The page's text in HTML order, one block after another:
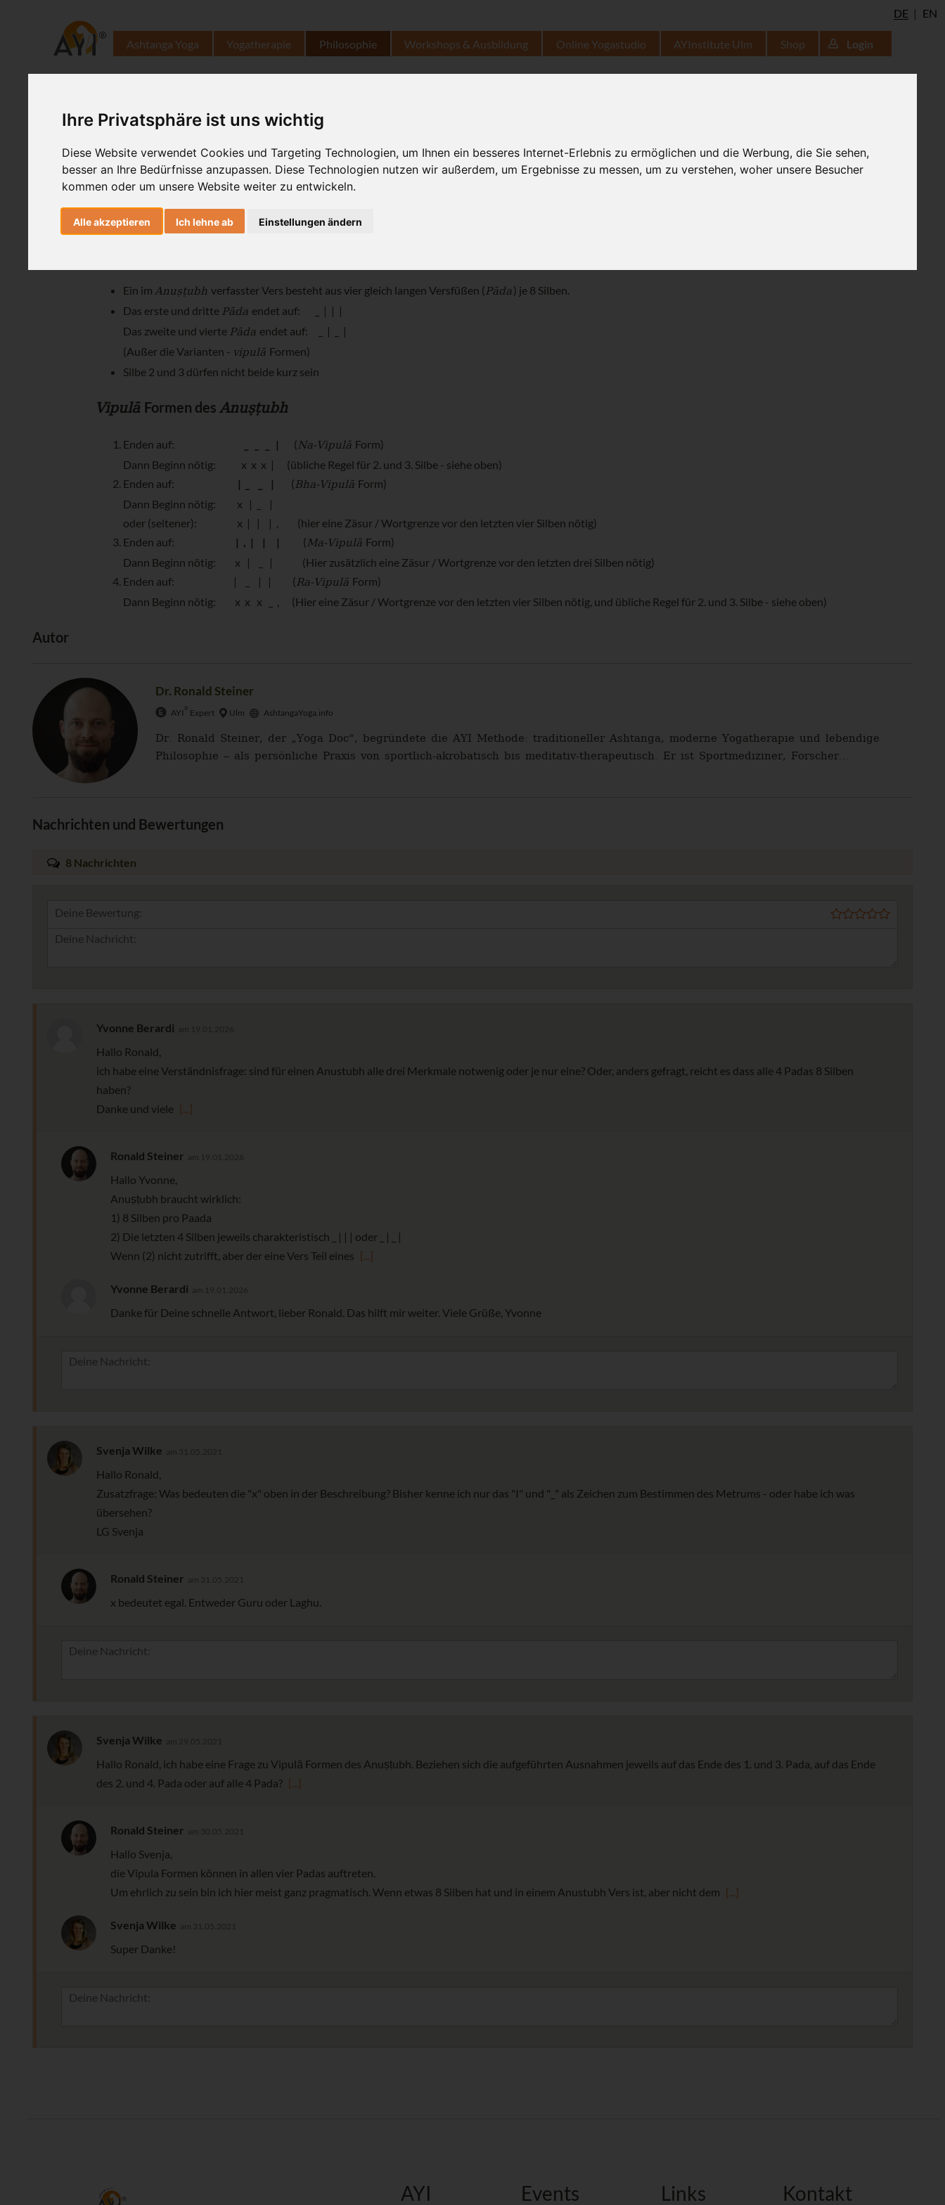
Ihre Privatsphäre ist uns wichtig
Diese Website verwendet Cookies und Targeting Technologien, um Ihnen ein besseres Internet-Erlebnis zu ermöglichen und die Werbung, die Sie sehen,
besser an Ihre Bedürfnisse anzupassen. Diese Technologien nutzen wir außerdem, um Ergebnisse zu messen, um zu verstehen, woher unsere Besucher
kommen oder um unsere Website weiter zu entwickeln.
Alle akzeptieren Ich lehne ab Einstellungen ändern
DE EN
Ashtanga Yoga Yogatherapie Philosophie Workshops & Ausbildung Online Yogastudio AYInstitute Ulm Shop Login
DerAnuṣṭubhist das eines der häufigsten Metren postvedischer Lehr- und Weisheitsetexte. Oft wird es daher
Ein im Anuṣṭubh verfasster Vers besteht aus vier gleich langen Versfüßen (Pāda) je 8 Silben.
Das erste und dritte Pāda endet auf: _ | | |
Das zweite und vierte Pāda endet auf: _ | _ |
(Außer die Varianten - vipulā Formen)
Silbe 2 und 3 dürfen nicht beide kurz sein
Vipulā Formen desAnuṣṭubh
Enden auf: _ _ _ | (Na-Vipulā Form)
Dann Beginn nötig: x x x | (übliche Regel für 2. und 3. Silbe - siehe oben)
Enden auf: | _ _ | (Bha-Vipulā Form)
Dann Beginn nötig: x | _ |
oder (seltener): x | | | , (hier eine Zäsur / Wortgrenze vor den letzten vier Silben nötig)
Enden auf:
| , | | | (Ma-Vipulā Form)
Dann Beginn nötig: x | _ | (Hier zusätzlich eine Zäsur / Wortgrenze vor den letzten drei Silben nötig)
Enden auf: | _ | | (Ra-Vipulā Form)
Dann Beginn nötig: x x x _ , (Hier eine Zäsur / Wortgrenze vor den letzten vier Silben nötig, und übliche Regel für 2. und 3. Silbe - siehe oben)
Autor
Dr. Ronald Steiner
AYI Expert Ulm AshtangaYoga.info
Dr. Ronald Steiner, der „Yoga Doc“, begründete die AYI Methode: traditioneller Ashtanga, moderne Yogatherapie und lebendige
Philosophie – als persönliche Praxis von sportlich-akrobatisch bis meditativ-therapeutisch. Er ist Sportmediziner, Forscher...
Nachrichten und Bewertungen
8 Nachrichten
Deine Bewertung:
Yvonne Berardi
Hallo Ronald,
ich habe eine Verständnisfrage: sind für einen Anustubh alle drei Merkmale notwenig oder je nur eine? Oder, anders gefragt, reicht es dass alle 4 Padas 8 Silben
haben?
Danke und viele [...]
Ronald Steiner am 19.01.2026
Hallo Yvonne,
Anuṣṭubh braucht wirklich:
1) 8 Silben pro Paada
2) Die letzten 4 Silben jeweils charakteristisch _ | | | oder _ | _ |
Wenn (2) nicht zutrifft, aber der eine Vers Teil eines [...]
Yvonne Berardi am 19.01.2026
Danke für Deine schnelle Antwort, lieber Ronald. Das hilft mir weiter. Viele Grüße, Yvonne
Svenja Wilke
Hallo Ronald,
Zusatzfrage: Was bedeuten die "x" oben in der Beschreibung? Bisher kenne ich nur das "I" und "_" als Zeichen zum Bestimmen des Metrums - oder habe ich was
übersehen?
LG Svenja
Ronald Steiner am 31.05.2021
x bedeutet egal. Entweder Guru oder Laghu.
Svenja Wilke
Hallo Ronald, ich habe eine Frage zu Vipulā Formen des Anuṣṭubh. Beziehen sich die aufgeführten Ausnahmen jeweils auf das Ende des 1. und 3. Pada, auf das Ende
des 2. und 4. Pada oder auf alle 4 Pada? [...]
Ronald Steiner am 30.05.2021
Hallo Svenja,
die Vipula Formen können in allen vier Padas auftreten.
Um ehrlich zu sein bin ich hier meist ganz pragmatisch. Wenn etwas 8 Silben hat und in einem Anustubh Vers ist, aber nicht dem [...]
Svenja Wilke am 31.05.2021
Super Danke!
AYI Events Links Kontakt